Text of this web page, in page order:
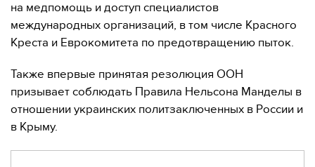
на медпомощь и доступ специалистов
международных организаций, в том числе Красного
Креста и Еврокомитета по предотвращению пыток.
Также впервые принятая резолюция ООН
призывает соблюдать Правила Нельсона Манделы в
отношении украинских политзаключенных в России и
в Крыму.